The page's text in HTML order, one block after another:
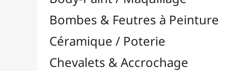
Feutres & Stylos
Librairie / Livres
Loisirs Créatifs
Médiums, Vernis & Colles
Apprêts / Gessos 